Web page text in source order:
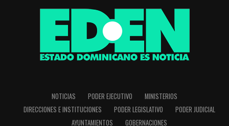
NOTICIAS PODER EJECUTIVO
MINISTERIOS
DIRECCIONES E INSTITUCIONES
PODER LEGISLATIVO
PODER JUDICIAL
AYUNTAMIENTOS
GOBERNACIONES